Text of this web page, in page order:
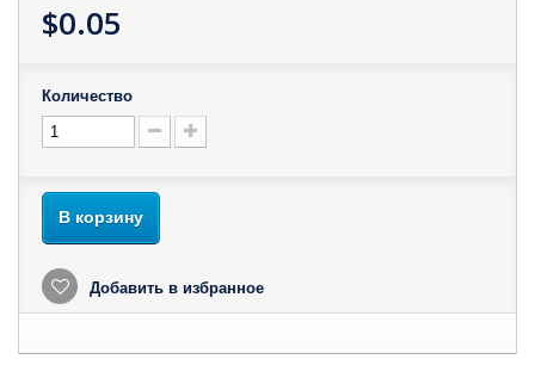
$0.05
Количество
В корзину
Добавить в избранное